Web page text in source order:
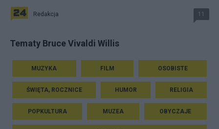
Redakcja 11
Tematy Bruce Vivaldi Willis
MUZYKA FILM OSOBISTE
ŚWIĘTA, ROCZNICE HUMOR RELIGIA
POPKULTURA MUZEA OBYCZAJE